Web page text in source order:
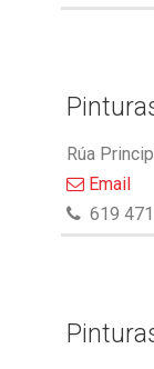
Rúa
Email
619